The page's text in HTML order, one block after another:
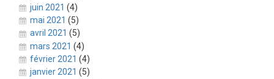
juin 2021 (4)
mai 2021 (5)
avril 2021 (5)
mars 2021 (4)
février 2021 (4)
janvier 2021 (5)